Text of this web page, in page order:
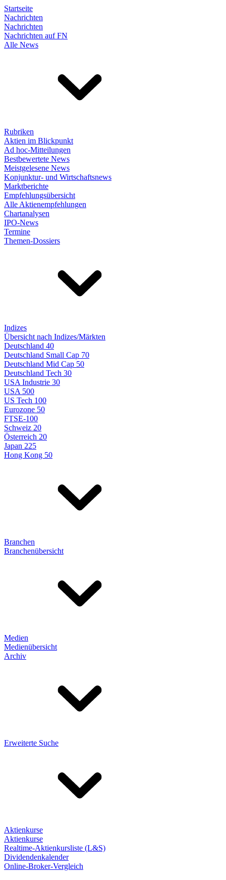
Startseite
Nachrichten
Nachrichten
Nachrichten auf FN
Alle News
Rubriken
Aktien im Blickpunkt
Ad hoc-Mitteilungen
Bestbewertete News
Meistgelesene News
Konjunktur- und Wirtschaftsnews
Marktberichte
Empfehlungsübersicht
Alle Aktienempfehlungen
Chartanalysen
IPO-News
Termine
Themen-Dossiers
Indizes
Übersicht nach Indizes/Märkten
Deutschland 40
Deutschland Small Cap 70
Deutschland Mid Cap 50
Deutschland Tech 30
USA Industrie 30
USA 500
US Tech 100
Eurozone 50
FTSE-100
Schweiz 20
Österreich 20
Japan 225
Hong Kong 50
Branchen
Branchenübersicht
Medien
Medienübersicht
Archiv
Erweiterte Suche
Aktienkurse
Aktienkurse
Realtime-Aktienkursliste (L&S)
Dividendenkalender
Online-Broker-Vergleich